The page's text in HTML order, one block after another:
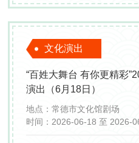
座，拓宽本地艺术从业者专业
文化演出
“百姓大舞台 有你更精彩
演出（6月18日）
地点： 常德市文化馆剧场
时间： 2026-06-18 至 2026-